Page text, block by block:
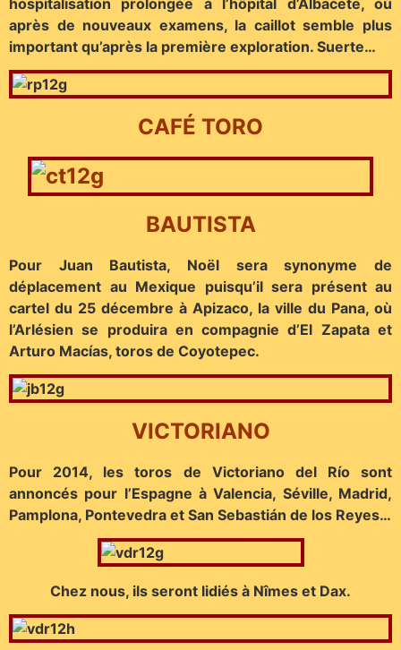
après de nouveaux examens, la caillot semble plus
important qu’après la première exploration. Suerte…
CAFÉ TORO
BAUTISTA
Pour Juan Bautista, Noël sera synonyme de
déplacement au Mexique puisqu’il sera présent au
cartel du 25 décembre à Apizaco, la ville du Pana, où
l’Arlésien se produira en compagnie d’El Zapata et
Arturo Macías, toros de Coyotepec.
VICTORIANO
Pour 2014, les toros de Victoriano del Río sont
annoncés pour l’Espagne à Valencia, Séville, Madrid,
Pamplona, Pontevedra et San Sebastián de los Reyes…
Chez nous, ils seront lidiés à Nîmes et Dax.